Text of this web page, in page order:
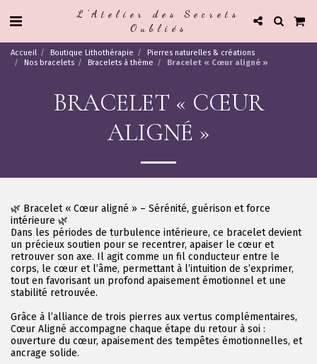
L'Atelier des Secrets
Oubliés
Accueil Boutique Lithothérapie
Pierres naturelles & créations
Nos bracelets
Bracelets à thème Bracelet « Cœur aligné »
BRACELET « CŒUR
ALIGNÉ »
🌿 Bracelet « Cœur aligné » – Sérénité, guérison et force
intérieure 🌿
Dans les périodes de turbulence intérieure, ce bracelet devient
un précieux soutien pour se recentrer, apaiser le cœur et
retrouver son axe. Il agit comme un fil conducteur entre le
corps, le cœur et l’âme, permettant à l’intuition de s’exprimer,
tout en favorisant un profond apaisement émotionnel et une
stabilité retrouvée.
Grâce à l’alliance de trois pierres aux vertus complémentaires,
Cœur Aligné accompagne chaque étape du retour à soi :
ouverture du cœur, apaisement des tempêtes émotionnelles, et
ancrage solide.